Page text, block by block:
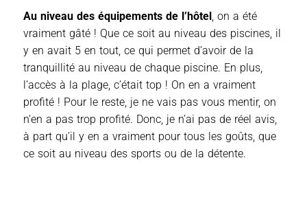
Au niveau des équipements de l’hôtel, on a été
vraiment gâté ! Que ce soit au niveau des piscines, il
y en avait 5 en tout, ce qui permet d’avoir de la
tranquillité au niveau de chaque piscine. En plus,
l’accès à la plage, c’était top ! On en a vraiment
profité ! Pour le reste, je ne vais pas vous mentir, on
n’en a pas trop profité. Donc, je n’ai pas de réel avis,
à part qu’il y en a vraiment pour tous les goûts, que
ce soit au niveau des sports ou de la détente.